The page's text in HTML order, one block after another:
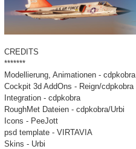
CREDITS
*******
Modellierung, Animationen - cdpkobra
Cockpit 3d AddOns - Reign/cdpkobra
Integration - cdpkobra
RoughMet Dateien - cdpkobra/Urbi
Icons - PeeJott
psd template - VIRTAVIA
Skins - Urbi